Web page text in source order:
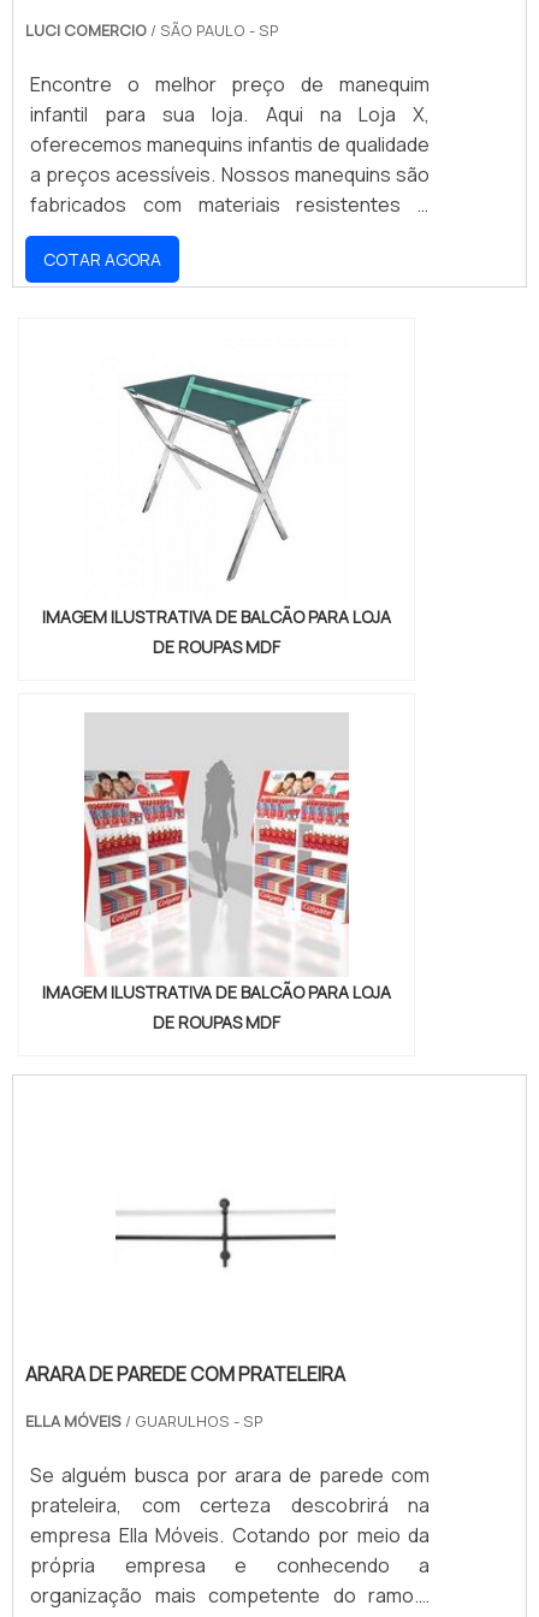
LUCI COMERCIO / SÃO PAULO - SP
Encontre o melhor preço de manequim
infantil para sua loja. Aqui na Loja X,
oferecemos manequins infantis de qualidade
a preços acessíveis. Nossos manequins são
fabricados com materiais resistentes e
duráveis, para que sua loja possa contar com
peças de qualidade por muito tempo. Não
perca a oportunidade de adquirir manequins
ofertas e compre agora mesmo!
COTAR AGORA
IMAGEM ILUSTRATIVA DE BALCÃO PARA LOJA
DE ROUPAS MDF
IMAGEM ILUSTRATIVA DE BALCÃO PARA LOJA
DE ROUPAS MDF
ARARA DE PAREDE COM PRATELEIRA
ELLA MÓVEIS / GUARULHOS - SP
Se alguém busca por arara de parede com
prateleira, com certeza descobrirá na
empresa Ella Móveis. Cotando por meio da
própria empresa e conhecendo a
organização mais competente do ramo.É